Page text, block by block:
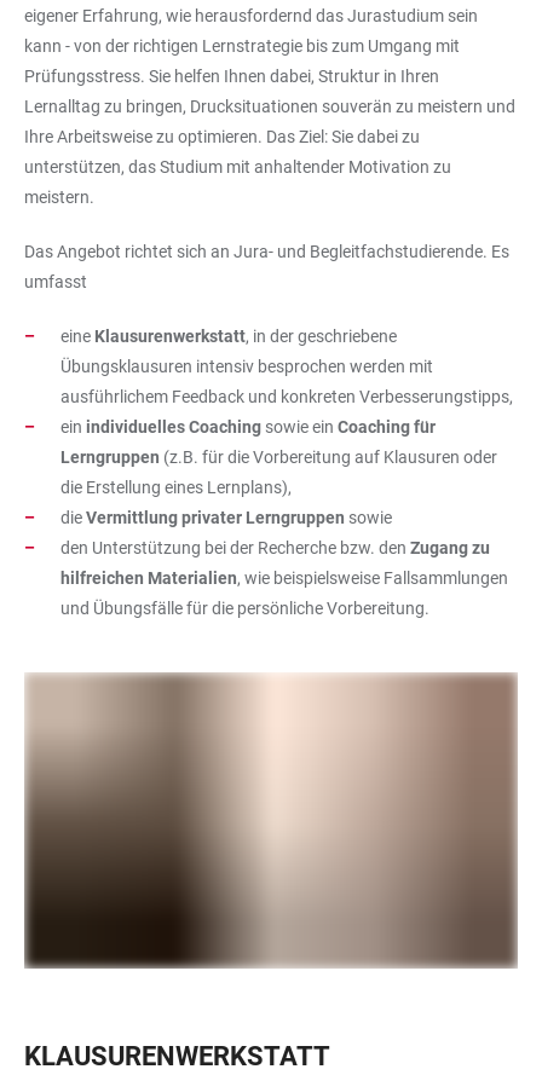
eigener Erfahrung, wie herausfordernd das Jurastudium sein
kann - von der richtigen Lernstrategie bis zum Umgang mit
Prüfungsstress. Sie helfen Ihnen dabei, Struktur in Ihren
Lernalltag zu bringen, Drucksituationen souverän zu meistern und
Ihre Arbeitsweise zu optimieren. Das Ziel: Sie dabei zu
unterstützen, das Studium mit anhaltender Motivation zu
meistern.
Das Angebot richtet sich an Jura- und Begleitfachstudierende. Es
umfasst
eine Klausurenwerkstatt, in der geschriebene
Übungsklausuren intensiv besprochen werden mit
ausführlichem Feedback und konkreten Verbesserungstipps,
ein individuelles Coaching sowie ein Coaching für
Lerngruppen (z.B. für die Vorbereitung auf Klausuren oder
die Erstellung eines Lernplans),
dieVermittlung privater Lerngruppen sowie
den Unterstützung bei der Recherche bzw. den Zugang zu
hilfreichen Materialien, wie beispielsweise Fallsammlungen
und Übungsfälle für die persönliche Vorbereitung.
KLAUSURENWERKSTATT